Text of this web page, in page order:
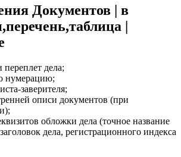
Документов | в
|
дела;
нумерацию;
заверителя;
описи документов (при
обложки дела (точное название
дела, регистрационного индекса